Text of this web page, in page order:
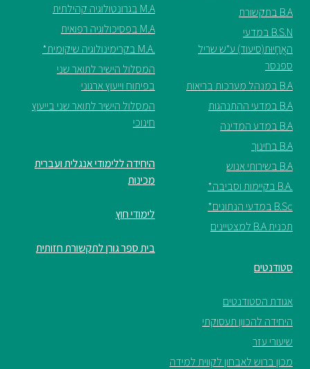
B.A בתקשורת
B.S.N במדעי
האֲחָיוּת(סיעוד) ע"ש שריל
ספנסר
B.A במנהל מערכות בריאות
B.A במדעי ההתנהגות
B.A במדע המדינה
B.A בחינוך
B.A בשירותי אנוש
.B.A בקיימות וסביבה*
B.Sc במדעי הנתונים*
תכנית B.A למצטיינים
M.A בגרונטולוגיה קהילתית
M.A בפסיכולוגיה רפואית
.M.A בקרימינולוגיה שיקומית*
המסלול הישיר לתואר שני
בפיתוח וייעוץ ארגוני
המסלול הישיר לתואר שני בייעוץ
חינוכי
היחידה ללימודי אנגלית ועברית
מכינות
לימודי חוץ
בית ספר גורן לתקשורת חזותית
סטודנטים
אגודת הסטודנטים
היחידה להכוון תעסוקתי
שיעורי עזר
מכון ברוש לאבחון לקווית למידה